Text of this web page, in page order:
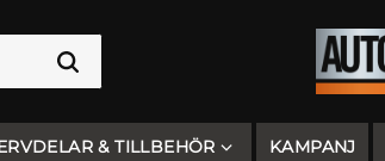
& TILLBEHÖR KAMPANJ